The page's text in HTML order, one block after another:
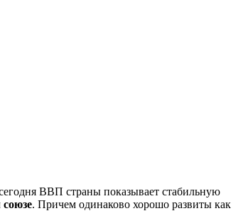
ВВП страны показывает стабильную
. Причем одинаково хорошо развиты как